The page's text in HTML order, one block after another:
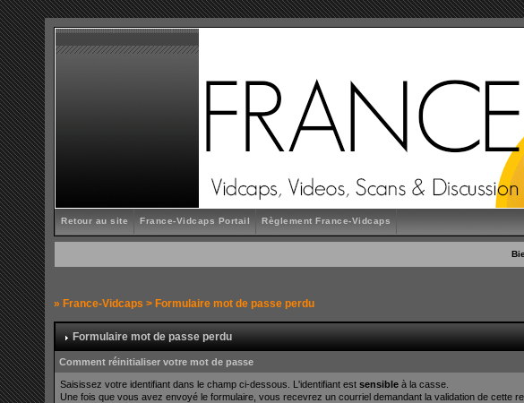
Retour au site France-Vidcaps Portail Règlement France-Vidcaps
» France-Vidcaps > Formulaire mot de passe perdu
Formulaire mot de passe perdu
Comment réinitialiser votre mot de passe
Saisissez votre identifiant dans le champ ci-dessous. L'identifiant estsensible à la casse.
Une fois que vous avez envoyé le formulaire, vous recevrez un courriel demandant la validation de